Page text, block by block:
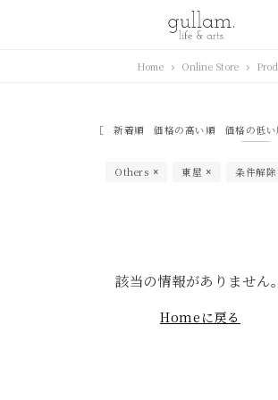
Home Online Store
新着順 価格の高い順 価格の低い
Others 東屋 条件解除
該当の情報がありません。
Homeに戻る